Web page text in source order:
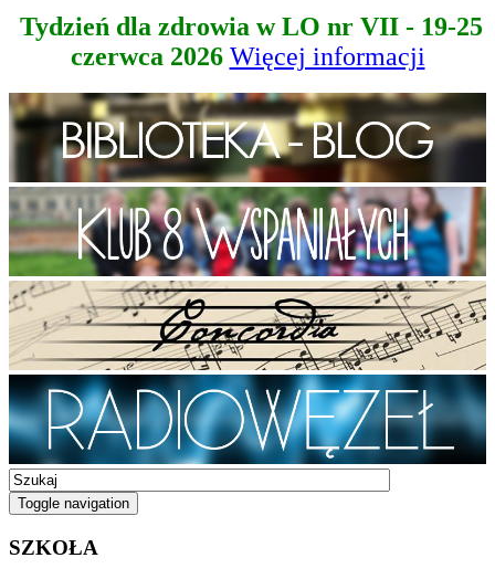
Tydzień dla zdrowia w LO nr VII - 19-25
czerwca 2026 Więcej informacji
Toggle navigation
SZKOŁA